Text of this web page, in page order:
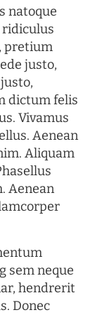
natoque
pretium
justo,
dictum felis
Vivamus
Aenean
Aliquam
Aenean
sem neque
hendrerit
Donec